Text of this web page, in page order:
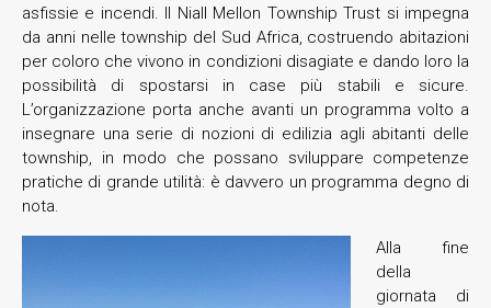
asfissie e incendi. Il Niall Mellon Township Trust si impegna
da anni nelle township del Sud Africa, costruendo abitazioni
per coloro che vivono in condizioni disagiate e dando loro la
possibilità di spostarsi in case più stabili e sicure.
L’organizzazione porta anche avanti un programma volto a
insegnare una serie di nozioni di edilizia agli abitanti delle
township, in modo che possano sviluppare competenze
pratiche di grande utilità: è davvero un programma degno di
nota.
Alla fine
della
giornata di